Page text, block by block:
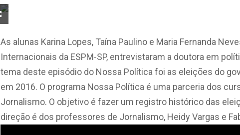
As alunas Karina Lopes, Taína Paulino e Maria Fernanda
Internacionais da ESPM-SP, entrevistaram a doutora em
tema deste episódio do Nossa Política foi as eleições do
em 2016. O programa Nossa Política é uma parceria dos
Jornalismo. O objetivo é fazer um registro histórico das
direção é dos professores de Jornalismo, Heidy Vargas e